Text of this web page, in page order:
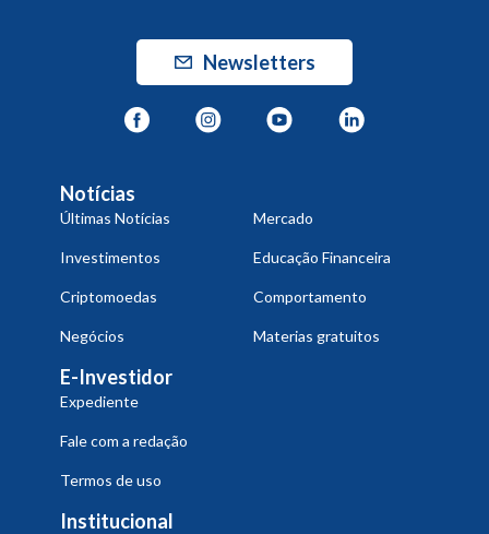
Newsletters
Notícias
Últimas Notícias Mercado
Investimentos Educação Financeira
Criptomoedas Comportamento
Negócios Materias gratuitos
E-Investidor
Expediente
Fale com a redação
Termos de uso
Institucional